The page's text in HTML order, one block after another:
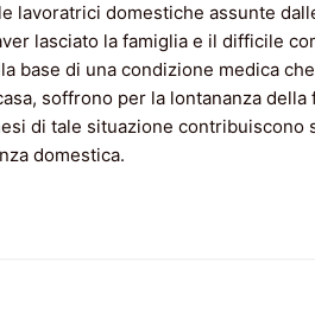
lavoratrici domestiche assunte
lasciato la famiglia e il difficile
base di una condizione medica
soffrono per la lontananza della
di tale situazione contribuiscono
domestica.